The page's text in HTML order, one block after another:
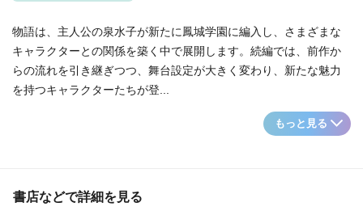
物語は、主人公の泉水子が新たに鳳城学園に編入し、さまざまな
キャラクターとの関係を築く中で展開します。続編では、前作か
らの流れを引き継ぎつつ、舞台設定が大きく変わり、新たな魅力
を持つキャラクターたちが登...
もっと見る
書店などで詳細を見る